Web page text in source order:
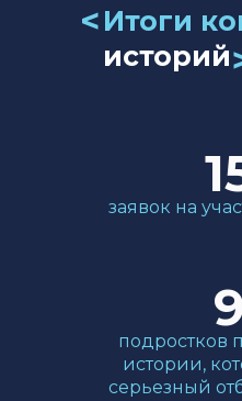
<
заявок на
подростков
истории,
серьезный
Итоги
историй